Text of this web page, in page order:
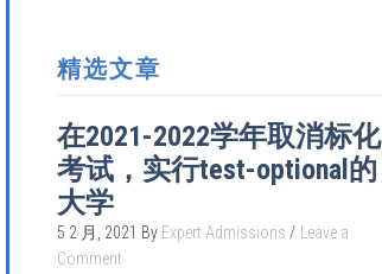
精选文章
在2021-2022学年取消标化
考试，实行test-optional的
大学
5 2 月, 2021 By Expert Admissions
Leave a
Comment